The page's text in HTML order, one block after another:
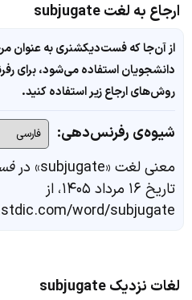
ارجاع به لغت subjugate
از آن‌جا که فست‌دیکشنری به عنوان
دانشجویان استفاده می‌شود، برای
روش‌های ارجاع زیر استفاده کنید.
شیوه‌ی رفرنس‌دهی:
معنی لغت «subjugate» در
تاریخ ۱۶ مرداد ۱۴۰۵، از
word/subjugate
لغات نزدیک subjugate